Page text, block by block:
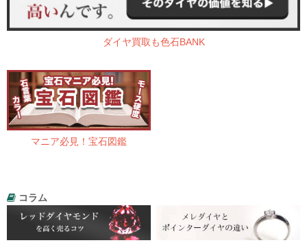
ダイヤ買取も色石BANK
マニア必見！宝石図鑑
コラム